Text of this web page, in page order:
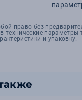
право без
технические параметры
и упаковку.